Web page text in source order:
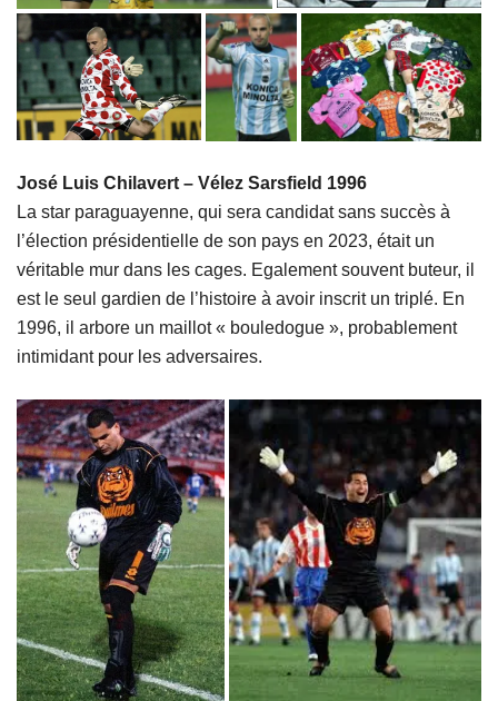
José Luis Chilavert – Vélez Sarsfield 1996
La star paraguayenne, qui sera candidat sans succès à
l’élection présidentielle de son pays en 2023, était un
véritable mur dans les cages. Egalement souvent buteur, il
est le seul gardien de l’histoire à avoir inscrit un triplé. En
1996, il arbore un maillot « bouledogue », probablement
intimidant pour les adversaires.